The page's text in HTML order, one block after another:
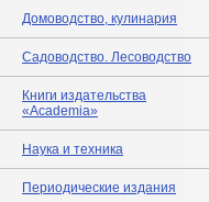
Домоводство, кулинария
Садоводство. Лесоводство
Книги издательства
«Academia»
Наука и техника
Периодические издания